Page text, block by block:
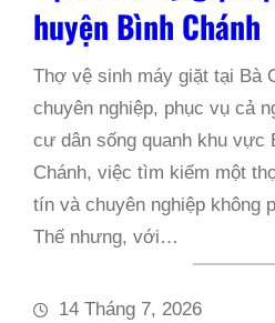
huyện Bình Chánh
Thợ vệ sinh máy giặt tại Bà
chuyên nghiệp, phục vụ cả
cư dân sống quanh khu vực
Chánh, việc tìm kiếm một
tín và chuyên nghiệp không
Thế nhưng, với…
14 Tháng 7, 2026